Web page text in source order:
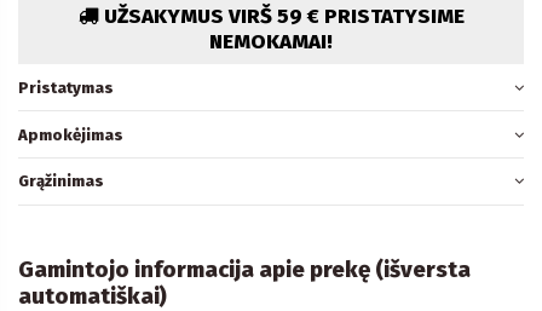
UŽSAKYMUS VIRŠ 59 € PRISTATYSIME
NEMOKAMAI!
Pristatymas
Apmokėjimas
Grąžinimas
Gamintojo informacija apie prekę (išversta
automatiškai)